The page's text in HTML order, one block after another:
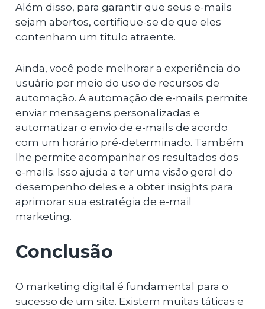
Além disso, para garantir que seus e-mails
sejam abertos, certifique-se de que eles
contenham um título atraente.
Ainda, você pode melhorar a experiência do
usuário por meio do uso de recursos de
automação. A automação de e-mails permite
enviar mensagens personalizadas e
automatizar o envio de e-mails de acordo
com um horário pré-determinado. Também
lhe permite acompanhar os resultados dos
e-mails. Isso ajuda a ter uma visão geral do
desempenho deles e a obter insights para
aprimorar sua estratégia de e-mail
marketing.
Conclusão
O marketing digital é fundamental para o
sucesso de um site. Existem muitas táticas e